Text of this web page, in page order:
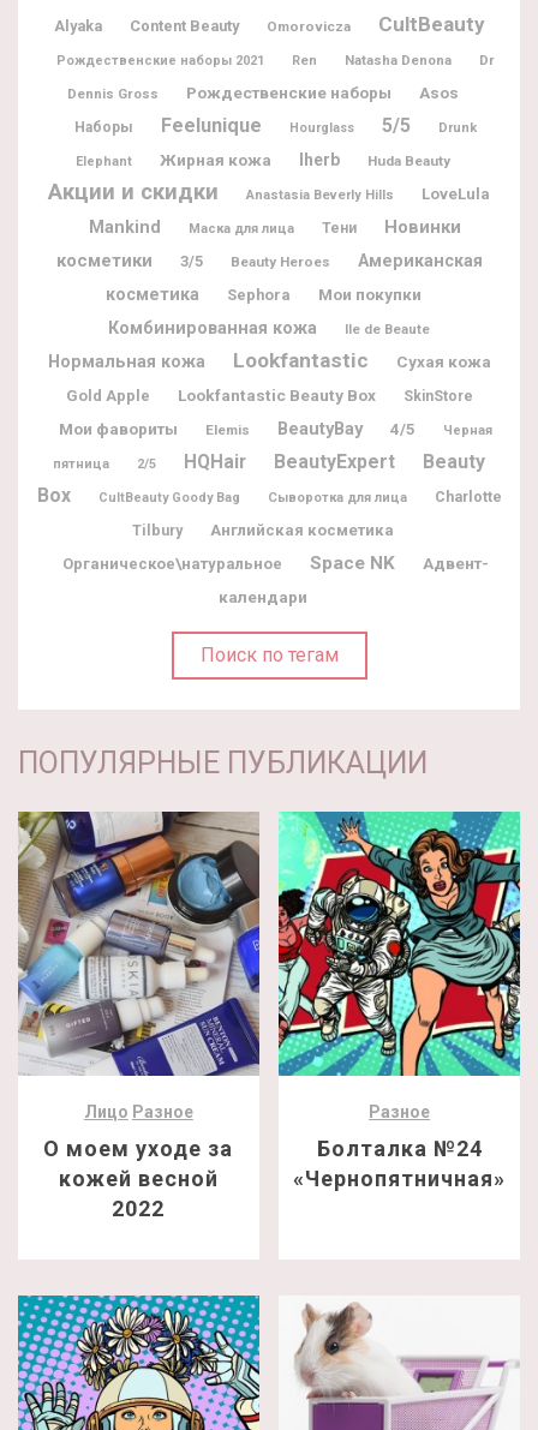
Alyaka Content Beauty Omorovicza CultBeauty
Рождественские наборы 2021 Ren Natasha Denona
Dr
Dennis Gross
Рождественские наборы Asos
Наборы Feelunique Hourglass 5/5 Drunk
Elephant Жирная кожа Iherb Huda Beauty
Акции и скидки Anastasia Beverly Hills LoveLula
Mankind Маска для лица Тени
Новинки
косметики
3/5 Beauty Heroes
Американская
косметика
Sephora
Мои покупки
Комбинированная кожа
Ile de Beaute
Нормальная кожа Lookfantastic
Сухая кожа
Gold Apple
Lookfantastic Beauty Box SkinStore
Мои фавориты Elemis BeautyBay 4/5 Черная
пятница 2/5 HQHair BeautyExpert
Beauty
Box
CultBeauty Goody Bag Сыворотка для лица
Charlotte
Tilbury
Английская косметика
Органическое\натуральное
Space NK
Адвент-
календари
Поиск по тегам
ПОПУЛЯРНЫЕ ПУБЛИКАЦИИ
Лицо Разное
О моем уходе за
кожей весной
2022
Разное
Болталка №24
«Чернопятничная»